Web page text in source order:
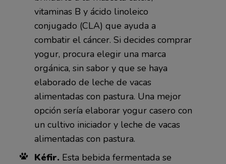
vitaminas B y ácido linoleico
conjugado (CLA) que ayuda a
combatir el cáncer. Si decides comprar
yogur, procura elegir una marca
orgánica, sin sabor y que se haya
elaborado de leche de vacas
alimentadas con pastura. Una mejor
opción sería elaborar yogur casero con
un cultivo iniciador y leche de vacas
alimentadas con pastura.
Kéfir. Esta bebida fermentada se